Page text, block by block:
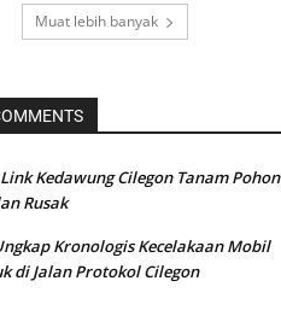
Muat lebih banyak
Kedawung Cilegon Tanam Pohon
Rusak
Kronologis Kecelakaan Mobil
di Jalan Protokol Cilegon